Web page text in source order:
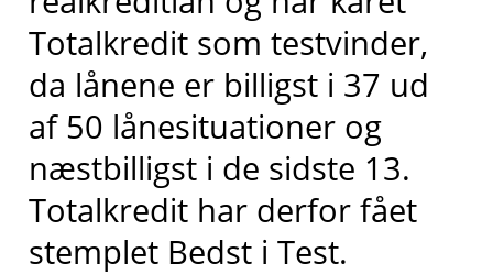
Totalkredit som testvinder,
da lånene er billigst i 37 ud
af 50 lånesituationer og
næstbilligsti de sidste 13.
Totalkredit har derfor fået
stemplet Bedst i Test.